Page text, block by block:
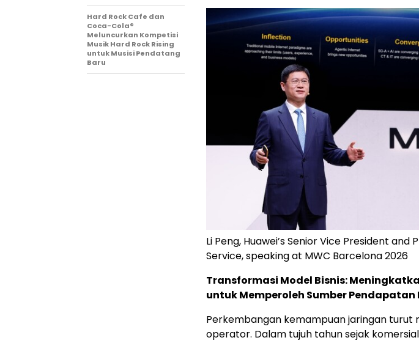
Li Peng, Huawei’s Senior Vice President and
Service, speaking at MWC Barcelona 2026
Transformasi Model Bisnis:
untuk Memperoleh Sumber Pendapatan
Perkembangan kemampuan jaringan turut
operator. Dalam tujuh tahun sejak
Hard Rock Cafe dan
Coca-Cola®
Meluncurkan Kompetisi
Musik Hard Rock Rising
untuk Musisi Pendatang
Baru